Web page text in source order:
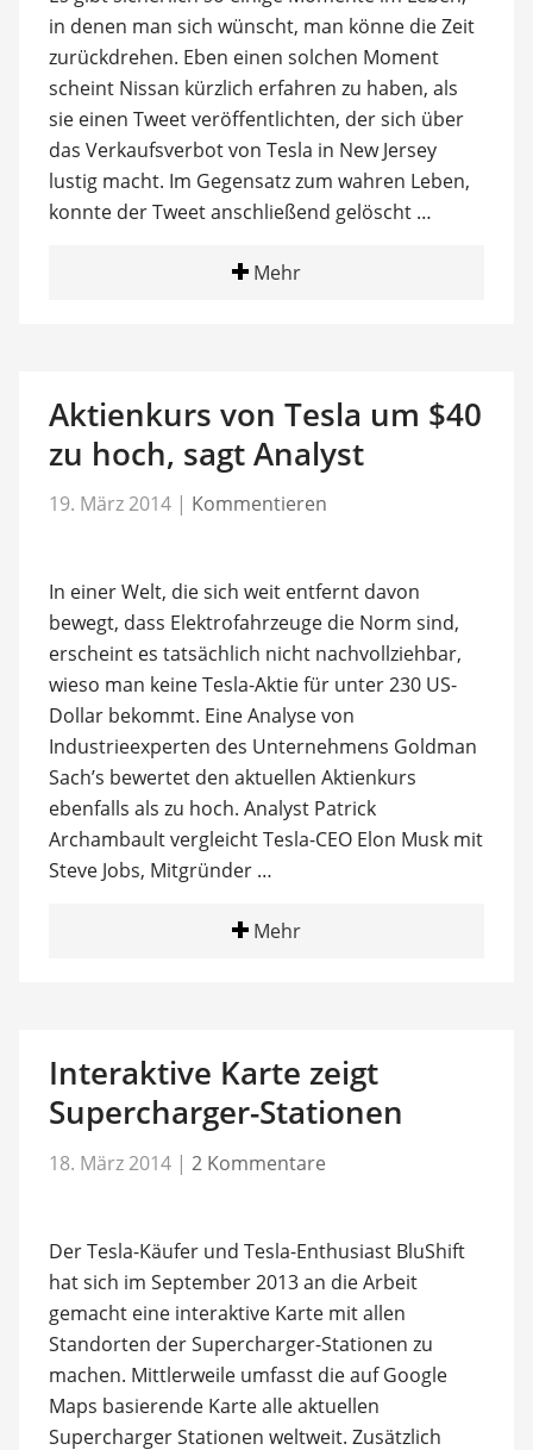
in denen man sich wünscht, man könne die Zeit
zurückdrehen. Eben einen solchen Moment
scheint Nissan kürzlich erfahren zu haben, als
sie einen Tweet veröffentlichten, der sich über
das Verkaufsverbot von Tesla in New Jersey
lustig macht. Im Gegensatz zum wahren Leben,
konnte der Tweet anschließend gelöscht …
Mehr
Aktienkurs von Tesla um $40
zu hoch, sagt Analyst
19. März 2014 | Kommentieren
In einer Welt, die sich weit entfernt davon
bewegt, dass Elektrofahrzeuge die Norm sind,
erscheint es tatsächlich nicht nachvollziehbar,
wieso man keine Tesla-Aktie für unter 230 US-
Dollar bekommt. Eine Analyse von
Industrieexperten des Unternehmens Goldman
Sach’s bewertet den aktuellen Aktienkurs
ebenfalls als zu hoch. Analyst Patrick
Archambault vergleicht Tesla-CEO Elon Musk mit
Steve Jobs, Mitgründer …
Mehr
Interaktive Karte zeigt
Supercharger-Stationen
18. März 2014 | 2 Kommentare
Der Tesla-Käufer und Tesla-Enthusiast BluShift
hat sich im September 2013 an die Arbeit
gemacht eine interaktive Karte mit allen
Standorten der Supercharger-Stationen zu
machen. Mittlerweile umfasst die auf Google
Maps basierende Karte alle aktuellen
Supercharger Stationen weltweit. Zusätzlich